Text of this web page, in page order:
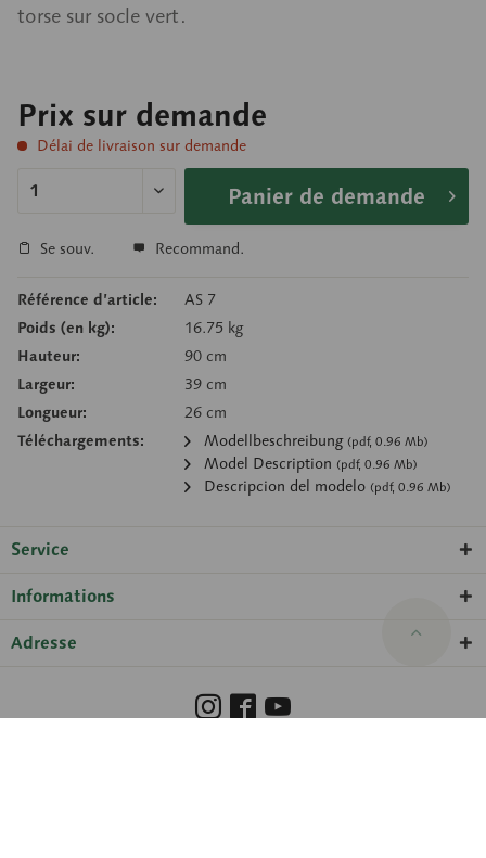
torse sur socle vert.
Prix sur demande
Délai de livraison sur demande
Panier de demande
Se souv. Recommand.
Référence d’article:
AS 7
Poids (en kg):
16.75 kg
Hauteur:
90 cm
Largeur:
39 cm
Longueur:
26 cm
Téléchargements:
Modellbeschreibung (pdf, 0.96 Mb)
Model Description (pdf, 0.96 Mb)
Descripcion del modelo (pdf, 0.96 Mb)
Service
Informations
Adresse